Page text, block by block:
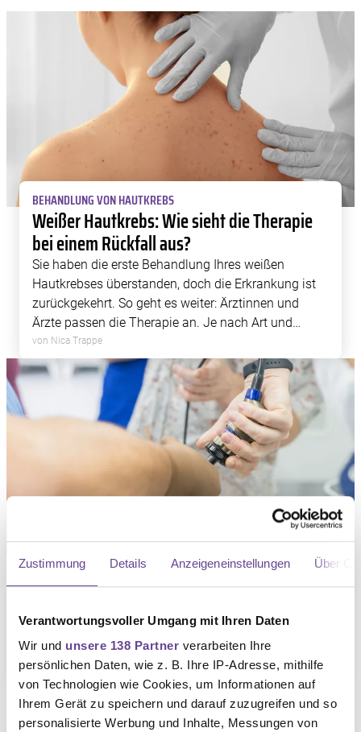
Zustimmung Details Anzeigeneinstellungen Über
Verantwortungsvoller Umgang mit Ihren Daten
Wir und unsere 138 Partner verarbeiten Ihre
persönlichen Daten, wie z. B. Ihre IP-Adresse, mithilfe
von Technologien wie Cookies, um Informationen auf
Ihrem Gerät zu speichern und darauf zuzugreifen und so
personalisierte Werbung und Inhalte, Messungen von
BEHANDLUNG VON HAUTKREBS
Weißer Hautkrebs: Wie sieht die Therapie
bei einem Rückfall aus?
Sie haben die erste Behandlung Ihres weißen
Hautkrebses überstanden, doch die Erkrankung ist
zurückgekehrt. So geht es weiter: Ärztinnen und
Ärzte passen die Therapie an. Je nach Art und
Ausdehnung des Rückfalls gibt es verschiedene
Möglichkeiten, die Erkrankung erfolgreich zu
behandeln oder […]
von Nica Trappe
BEHANDLUNG BEI BLASENKREBS
Blasenkrebs: So sieht die Therapie aus
Blasenkrebs, auch Harnblasenkarzinom genannt, ist
in der Harnblase bilden. Welche Behandlung infrage
kommt, hängt vor allem davon ab, wie weit sich der
Tumor ausgebreitet hat und welche biologischen
Eigenschaften er aufweist. Zu den wichtigsten […]
von Redaktion